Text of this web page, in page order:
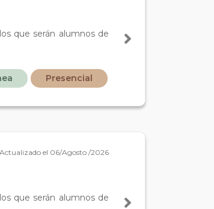
que serán alumnos de
Presencial
Actualizado el 06/Agosto /2026
que serán alumnos de